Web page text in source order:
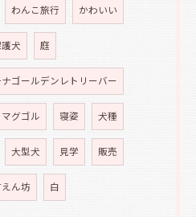
わんこ旅行 かわいい
犬 庭
ゴールデンレトリーバー
マグゴル 寝姿 犬種
大型犬 見学 販売
ん坊 白